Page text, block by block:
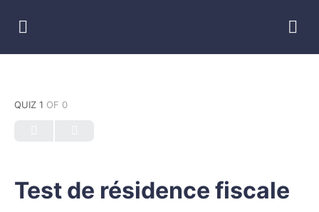
QUIZ 1 OF 0
Test de résidence fiscale